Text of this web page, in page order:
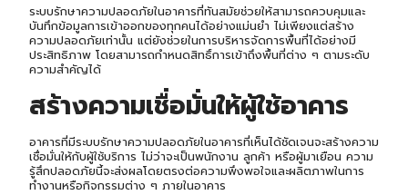
ระบบรักษาความปลอดภัยในอาคารที่ทันสมัยช่วยให้สามารถควบคุมและ
บันทึกข้อมูลการเข้าออกของทุกคนได้อย่างแม่นยำ ไม่เพียงแต่สร้าง
ความปลอดภัยเท่านั้น แต่ยังช่วยในการบริหารจัดการพื้นที่ได้อย่างมี
ประสิทธิภาพ โดยสามารถกำหนดสิทธิ์การเข้าถึงพื้นที่ต่าง ๆ ตามระดับ
ความสำคัญได้
สร้างความเชื่อมั่นให้ผู้ใช้อาคาร
อาคารที่มีระบบรักษาความปลอดภัยในอาคารที่เห็นได้ชัดเจนจะสร้างความ
เชื่อมั่นให้กับผู้ใช้บริการ ไม่ว่าจะเป็นพนักงาน ลูกค้า หรือผู้มาเยือน ความ
รู้สึกปลอดภัยนี้จะส่งผลโดยตรงต่อความพึงพอใจและผลิตภาพในการ
ทำงานหรือกิจกรรมต่าง ๆ ภายในอาคาร